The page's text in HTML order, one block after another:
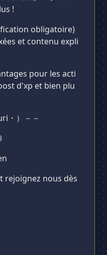
!
obligatoire)
et contenu expli
pour les acti
d'xp et bien plu
・）－－
rejoignez nous dès